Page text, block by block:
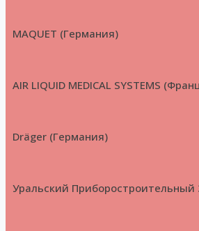
MAQUET (Германия)
AIR LIQUID MEDICAL SYSTEMS
Dräger (Германия)
Уральский Приборостроительный